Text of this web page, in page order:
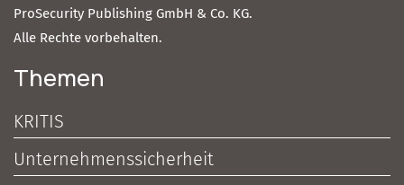
ProSecurity Publishing GmbH & Co. KG.
Alle Rechte vorbehalten.
Themen
KRITIS
Unternehmenssicherheit